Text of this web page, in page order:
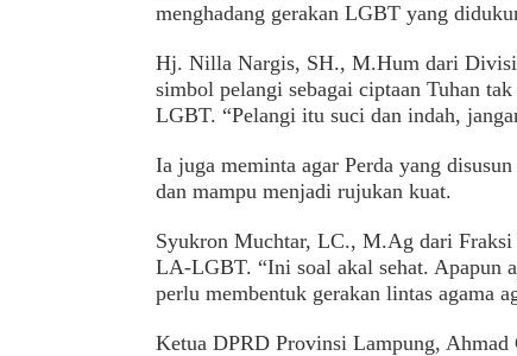
menghadang gerakan LGBT yang
Hj. Nilla Nargis, SH., M.Hum dari Divisi
simbol pelangi sebagai ciptaan Tuhan
LGBT. “Pelangi itu suci dan indah,
Ia juga meminta agar Perda yang
dan mampu menjadi rujukan kuat.
Syukron Muchtar, LC., M.Ag dari Fraksi
LA-LGBT. “Ini soal akal sehat. Apapun
perlu membentuk gerakan lintas agama
Ketua DPRD Provinsi Lampung,